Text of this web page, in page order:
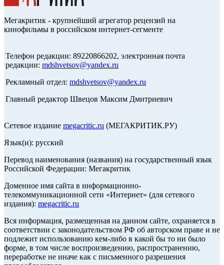
Мегакритик - крупнейший агрегатор рецензий на
кинофильмы в российском интернет-сегменте
Телефон редакции: 89220866202, электронная почта
редакции: mdshvetsov@yandex.ru
Рекламный отдел: mdshvetsov@yandex.ru
Главный редактор Швецов Максим Дмитриевич
Сетевое издание megacritic.ru (МЕГАКРИТИК.РУ)
Язык(и): русский
Перевод наименования (названия) на государственный язык
Российской Федерации: Мегакритик
Доменное имя сайта в информационно-
телекоммуникационной сети «Интернет» (для сетевого
издания): megacritic.ru
Вся информация, размещенная на данном сайте, охраняется в
соответствии с законодательством РФ об авторском праве и не
подлежит использованию кем-либо в какой бы то ни было
форме, в том числе воспроизведению, распространению,
переработке не иначе как с письменного разрешения